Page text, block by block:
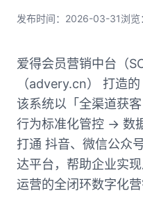
发布时间：2026-03-31浏览
爱得会员营销中台（
（advery.cn） 打造
该系统以「全渠道获
行为标准化管控 → 数
打通 抖音、微信公众
达平台，帮助企业实
运营的全闭环数字化营